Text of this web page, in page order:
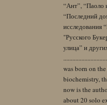
“Ант”, “Паоло
“Последний
исследования
"Русского
улица” и
was born on
biochemistry,
now is the
about 20 solo